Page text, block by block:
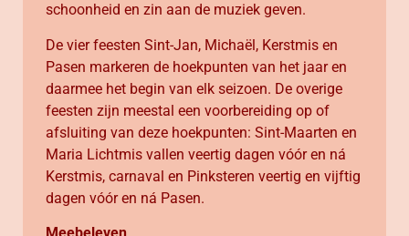
schoonheid en zin aan de muziek geven.
De vier feesten Sint-Jan, Michaël, Kerstmis en
Pasen markeren de hoekpunten van het jaar en
daarmee het begin van elk seizoen. De overige
feesten zijn meestal een voorbereiding op of
afsluiting van deze hoekpunten: Sint-Maarten en
Maria Lichtmis vallen veertig dagen vóór en ná
Kerstmis, carnaval en Pinksteren veertig en vijftig
dagen vóór en ná Pasen.